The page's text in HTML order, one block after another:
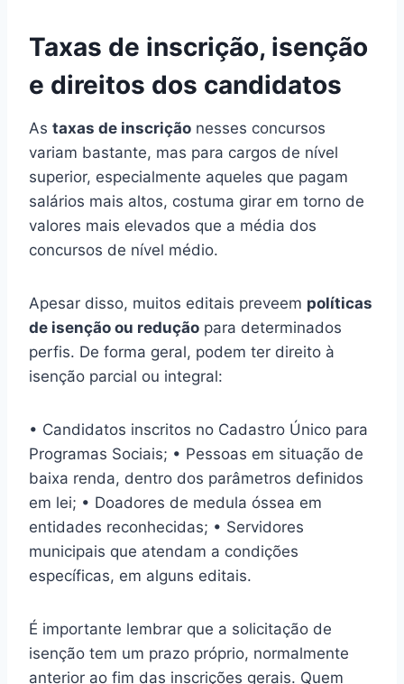
Taxas de inscrição, isenção
e direitos dos candidatos
As taxas de inscrição nesses concursos
variam bastante, mas para cargos de nível
superior, especialmente aqueles que pagam
salários mais altos, costuma girar em torno de
valores mais elevados que a média dos
concursos de nível médio.
Apesar disso, muitos editais preveem políticas
de isenção ou redução para determinados
perfis. De forma geral, podem ter direito à
isenção parcial ou integral:
• Candidatos inscritos no Cadastro Único para
Programas Sociais; • Pessoas em situação de
baixa renda, dentro dos parâmetros definidos
em lei; • Doadores de medula óssea em
entidades reconhecidas; • Servidores
municipais que atendam a condições
específicas, em alguns editais.
É importante lembrar que a solicitação de
isenção tem um prazo próprio, normalmente
anterior ao fim das inscrições gerais. Quem